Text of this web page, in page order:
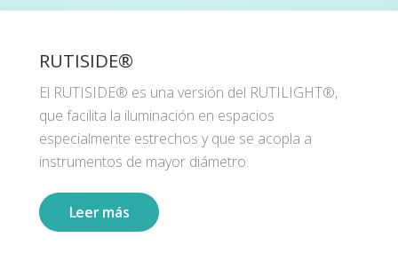
RUTISIDE®
El RUTISIDE® es una versión del RUTILIGHT®,
que facilita la iluminación en espacios
especialmente estrechos y que se acopla a
instrumentos de mayor diámetro.
Leer más